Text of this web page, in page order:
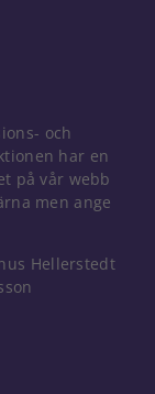
och
har en
på vår webb
men ange
Hellerstedt